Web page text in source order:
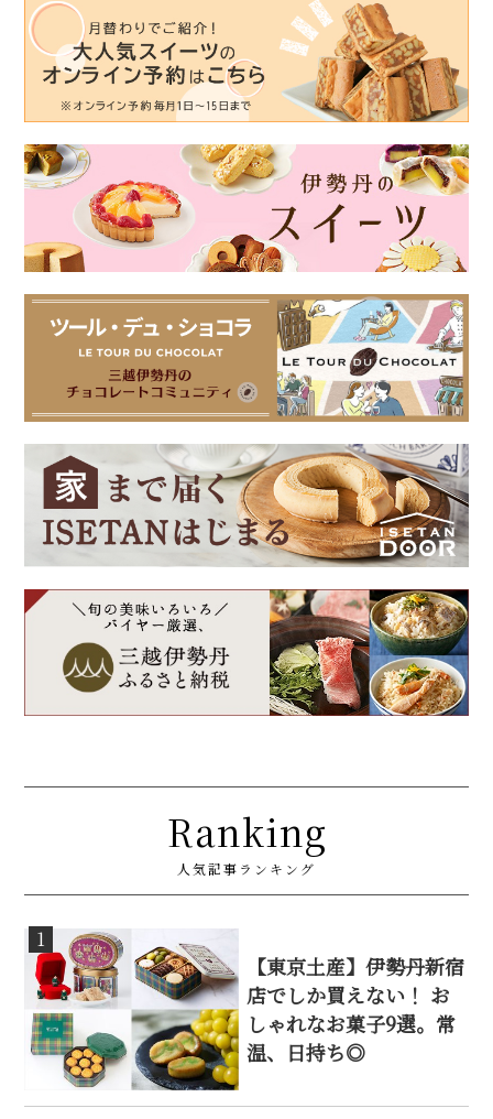
Ranking
人気記事ランキング
1
【東京土産】伊勢丹新宿
店でしか買えない！ お
しゃれなお菓子9選。常
温、日持ち◎